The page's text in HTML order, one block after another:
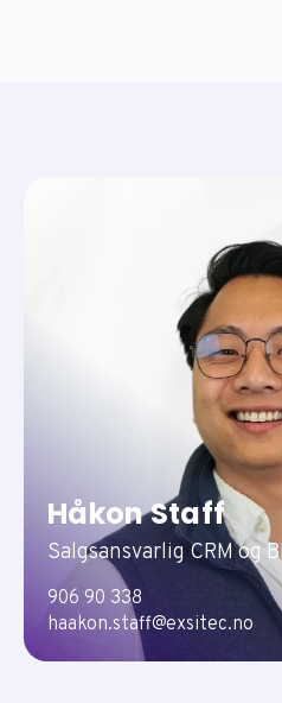
Håkon Staff
Salgsansvarlig CRM og
906 90 338
haakon.staff@exsitec.no